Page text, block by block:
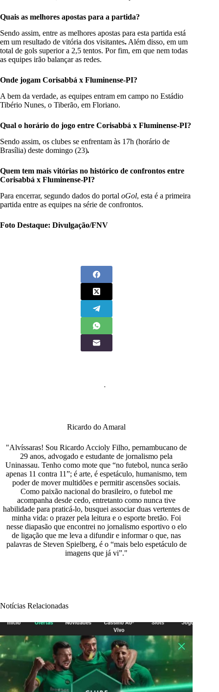
Quais as melhores apostas para a partida?
Sendo assim, entre as melhores apostas para esta partida está
em um resultado de vitória dos visitantes. Além disso, em um
total de gols superior a 2,5 tentos. Por fim, em que nem todas
as equipes irão balançar as redes.
Onde jogam Corisabbá x Fluminense-PI?
A bem da verdade, as equipes entram em campo no Estádio
Tibério Nunes, o Tiberão, em Floriano.
Qual o horário do jogo entre Corisabbá x Fluminense-PI?
Sendo assim, os clubes se enfrentam às 17h (horário de
Brasília) deste domingo (23).
Quem tem mais vitórias no histórico de confrontos entre
Corisabbá x Fluminense-PI?
Para encerrar, segundo dados do portal oGol, esta é a primeira
partida entre as equipes na série de confrontos.
Foto Destaque: Divulgação/FNV
Ricardo do Amaral
"Alvíssaras! Sou Ricardo Accioly Filho, pernambucano de
29 anos, advogado e estudante de jornalismo pela
Uninassau. Tenho como mote que “no futebol, nunca serão
apenas 11 contra 11”; é arte, é espetáculo, humanismo, tem
poder de mover multidões e permitir ascensões sociais.
Como paixão nacional do brasileiro, o futebol me
acompanha desde cedo, entretanto como nunca tive
habilidade para praticá-lo, busquei associar duas vertentes de
minha vida: o prazer pela leitura e o esporte bretão. Foi
nesse diapasão que encontrei no jornalismo esportivo o elo
de ligação que me leva a difundir e informar o que, nas
palavras de Steven Spielberg, é o “mais belo espetáculo de
imagens que já vi”."
Notícias Relacionadas